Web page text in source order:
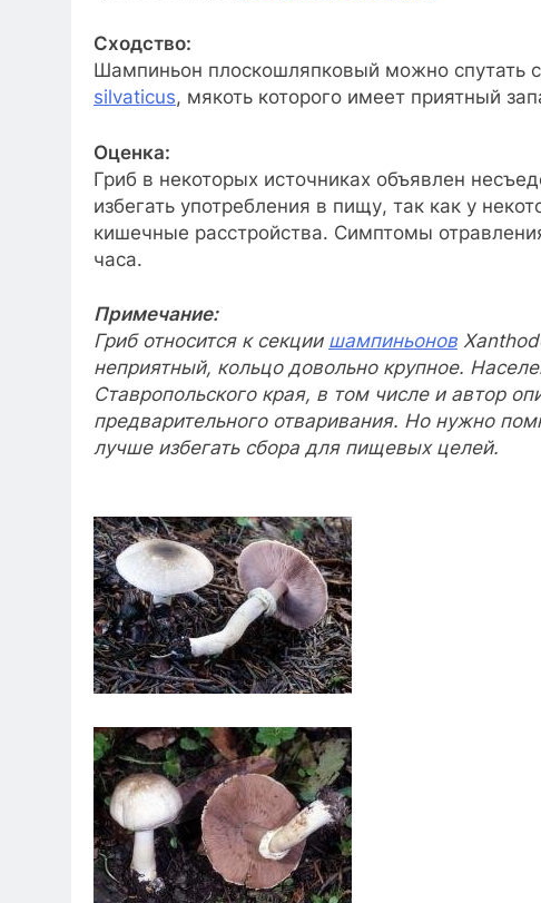
Сходство:
Шампиньон плоскошляпковый можно спутать
silvaticus, мякоть которого имеет приятный
Оценка:
Гриб в некоторых источниках объявлен
избегать употребления в пищу, так как у
кишечные расстройства. Симптомы
часа.
Примечание:
Гриб относится к секции шампиньонов
неприятный, кольцо довольно крупное.
Ставропольского края, в том числе и автор
предварительного отваривания. Но нужно
лучше избегать сбора для пищевых целей.